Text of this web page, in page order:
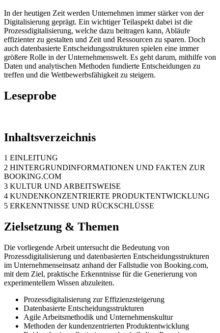
In der heutigen Zeit werden Unternehmen immer stärker von der
Digitalisierung geprägt. Ein wichtiger Teilaspekt dabei ist die
Prozessdigitalisierung, welche dazu beitragen kann, Abläufe
effizienter zu gestalten und Zeit und Ressourcen zu sparen. Doch
auch datenbasierte Entscheidungsstrukturen spielen eine immer
größere Rolle in der Unternehmenswelt. Es geht darum, mithilfe von
Daten und analytischen Methoden fundierte Entscheidungen zu
treffen und die Wettbewerbsfähigkeit zu steigern.
Leseprobe
Inhaltsverzeichnis
1 EINLEITUNG
2 HINTERGRUNDINFORMATIONEN UND FAKTEN ZUR
BOOKING.COM
3 KULTUR UND ARBEITSWEISE
4 KUNDENKONZENTRIERTE PRODUKTENTWICKLUNG
5 ERKENNTNISSE UND RÜCKSCHLÜSSE
Zielsetzung & Themen
Die vorliegende Arbeit untersucht die Bedeutung von
Prozessdigitalisierung und datenbasierten Entscheidungsstrukturen
im Unternehmenseinsatz anhand der Fallstudie von Booking.com,
mit dem Ziel, praktische Erkenntnisse für die Generierung von
experimentellem Wissen abzuleiten.
Prozessdigitalisierung zur Effizienzsteigerung
Datenbasierte Entscheidungsstrukturen
Agile Arbeitsmethodik und Unternehmenskultur
Methoden der kundenzentrierten Produktentwicklung